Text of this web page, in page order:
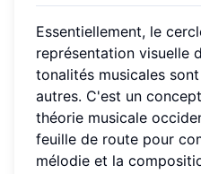
Essentiellement, le
représentation visuelle
tonalités musicales
autres. C'est un
théorie musicale
feuille de route pour
mélodie et la